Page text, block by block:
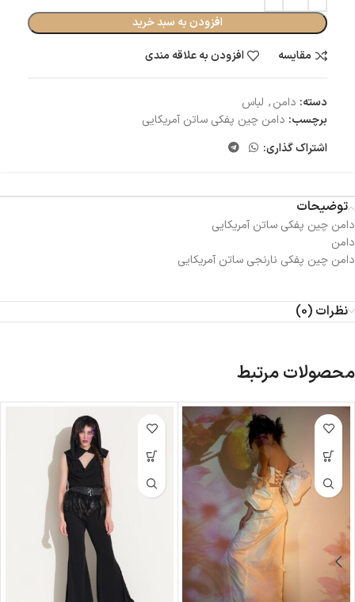
افزودن به سبد خرید
مقایسه
افزودن به علاقه مندی
دسته: دامن, لباس
برچسب: دامن چین پفکی ساتن آمریکایی
اشتراک گذاری:
توضیحات
دامن چین پفکی ساتن آمریکایی
دامن
دامن چین پفکی نارنجی ساتن آمریکایی
نظرات (0)
محصولات مرتبط